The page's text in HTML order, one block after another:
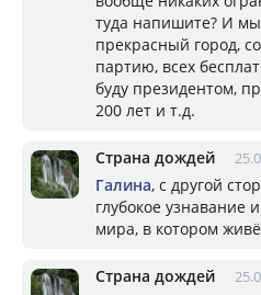
туда напишите? И
прекрасный город,
партию, всех
буду президентом,
200 лет и т.д.
Страна дождей
Галина, с другой
глубокое узнавание
мира, в котором
Страна дождей